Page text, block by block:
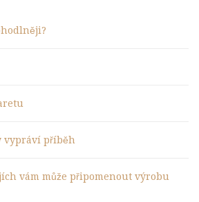
příběh
vám může připomenout výrobu